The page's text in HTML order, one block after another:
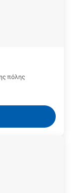
πόλης